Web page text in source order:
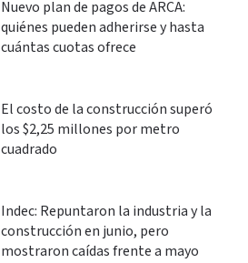
Nuevo plan de pagos de ARCA:
quiénes pueden adherirse y hasta
cuántas cuotas ofrece
El costo de la construcción superó
los $2,25 millones por metro
cuadrado
Indec: Repuntaron la industria y la
construcción en junio, pero
mostraron caídas frente a mayo